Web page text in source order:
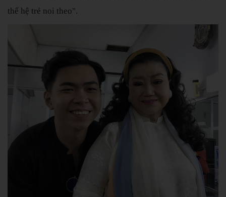
thế hệ trẻ noi theo".